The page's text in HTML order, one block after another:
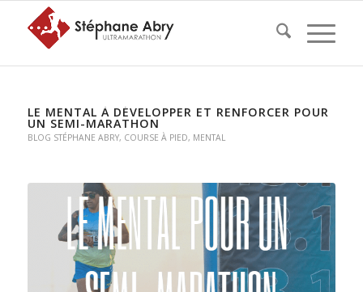
LE MENTAL À DÉVELOPPER ET RENFORCER POUR
UN SEMI-MARATHON
BLOG STÉPHANE ABRY, COURSE À PIED, MENTAL